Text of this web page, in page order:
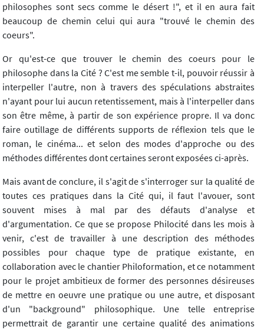
philosophes sont secs comme le désert !", et il en aura fait
beaucoup de chemin celui qui aura "trouvé le chemin des
coeurs".
Or qu'est-ce que trouver le chemin des coeurs pour le
philosophe dans la Cité ? C'est me semble t-il, pouvoir réussir à
interpeller l'autre, non à travers des spéculations abstraites
n'ayant pour lui aucun retentissement, mais à l'interpeller dans
son être même, à partir de son expérience propre. Il va donc
faire outillage de différents supports de réflexion tels que le
roman, le cinéma... et selon des modes d'approche ou des
méthodes différentes dont certaines seront exposées ci-après.
Mais avant de conclure, il s'agit de s'interroger sur la qualité de
toutes ces pratiques dans la Cité qui, il faut l'avouer, sont
souvent mises à mal par des défauts d'analyse et
d'argumentation. Ce que se propose Philocité dans les mois à
venir, c'est de travailler à une description des méthodes
possibles pour chaque type de pratique existante, en
collaboration avec le chantier Philoformation, et ce notamment
pour le projet ambitieux de former des personnes désireuses
de mettre en oeuvre une pratique ou une autre, et disposant
d'un "background" philosophique. Une telle entreprise
permettrait de garantir une certaine qualité des animations